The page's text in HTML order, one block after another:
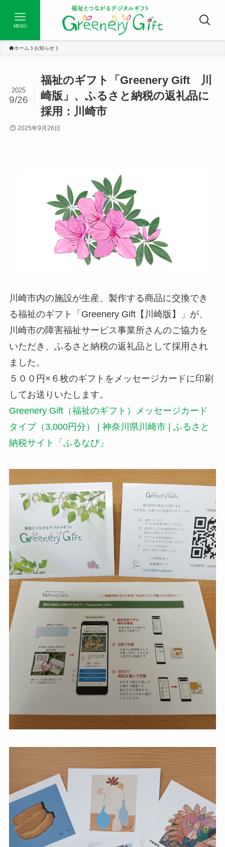
MENU
ホーム お知らせ
福祉のギフト「Greenery Gift 川
崎版」、ふるさと納税の返礼品に
採用：川崎市
2025
9/26
2025年9月26日
川崎市内の施設が生産、製作する商品に交換でき
る福祉のギフト「Greenery Gift【川崎版】」が、
川崎市の障害福祉サービス事業所さんのご協力を
いただき、ふるさと納税の返礼品として採用され
ました。
５００円×６枚のギフトをメッセージカードに印刷
してお送りいたします。
Greenery Gift（福祉のギフト）メッセージカード
タイプ（3,000円分） | 神奈川県川崎市 | ふるさと
納税サイト「ふるなび」